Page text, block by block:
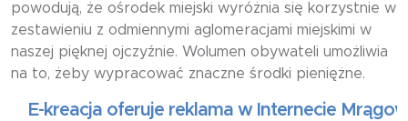
powodują, że ośrodek miejski wyróżnia się korzystnie w
zestawieniu z odmiennymi aglomeracjami miejskimi w
naszej pięknej ojczyźnie. Wolumen obywateli umożliwia
na to, żeby wypracować znaczne środki pieniężne.
kreacja oferuje reklama w Internecie Mrągowo